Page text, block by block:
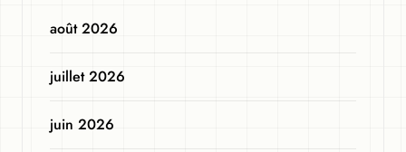
août 2026
juillet 2026
juin 2026